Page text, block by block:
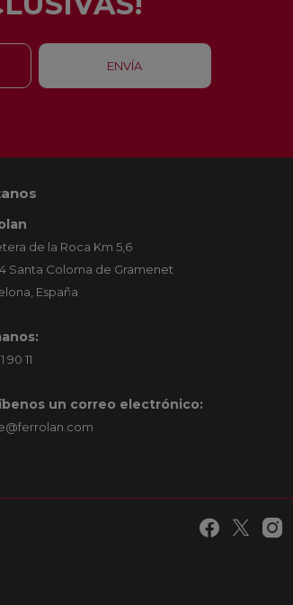
de la Roca Km 5,6
Santa Coloma de Gramenet
España
90 11
un correo electrónico: